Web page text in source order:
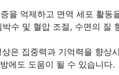
을 억제하고 면역 세포 활동
수 및 혈압 조절, 수면의 질
은 집중력과 기억력을 향상
에도 도움이 될 수 있습니다.